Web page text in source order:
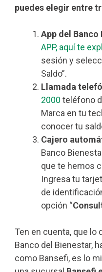
puedes elegir entre
App del Banco
APP, aquí te
sesión y
Saldo”.
Llamada
2000 teléfono
Marca en tu
conocer tu
Cajero
Banco
que te hemos
Ingresa tu
de
opción “
Ten en cuenta, que lo
Banco del Bienestar,
como Bansefi, es lo